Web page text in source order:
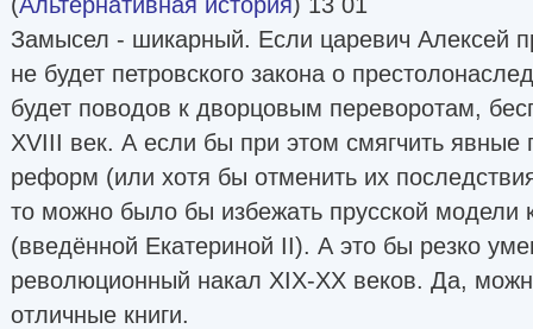
Замысел - шикарный. Если царевич Алексей
не будет петровского закона о
будет поводов к дворцовым переворотам,
XVIII век. А если бы при этом смягчить явные
реформ (или хотя бы отменить их
то можно было бы избежать прусской модели
(введённой Екатериной II). А это бы резко
революционный накал XIX-XX веков. Да,
отличные книги.